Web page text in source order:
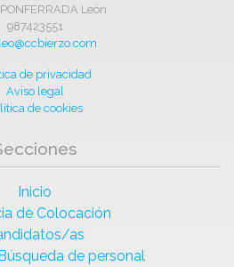
León
987423551
de privacidad
Aviso legal
de cookies
Inicio
de Colocación
as
de personal